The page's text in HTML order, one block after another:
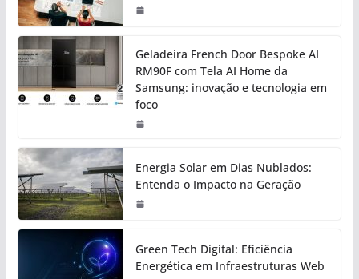
Geladeira French Door Bespoke AI
RM90F com Tela AI Home da
Samsung: inovação e tecnologia em
foco
Energia Solar em Dias Nublados:
Entenda o Impacto na Geração
Green Tech Digital: Eficiência
Energética em Infraestruturas Web